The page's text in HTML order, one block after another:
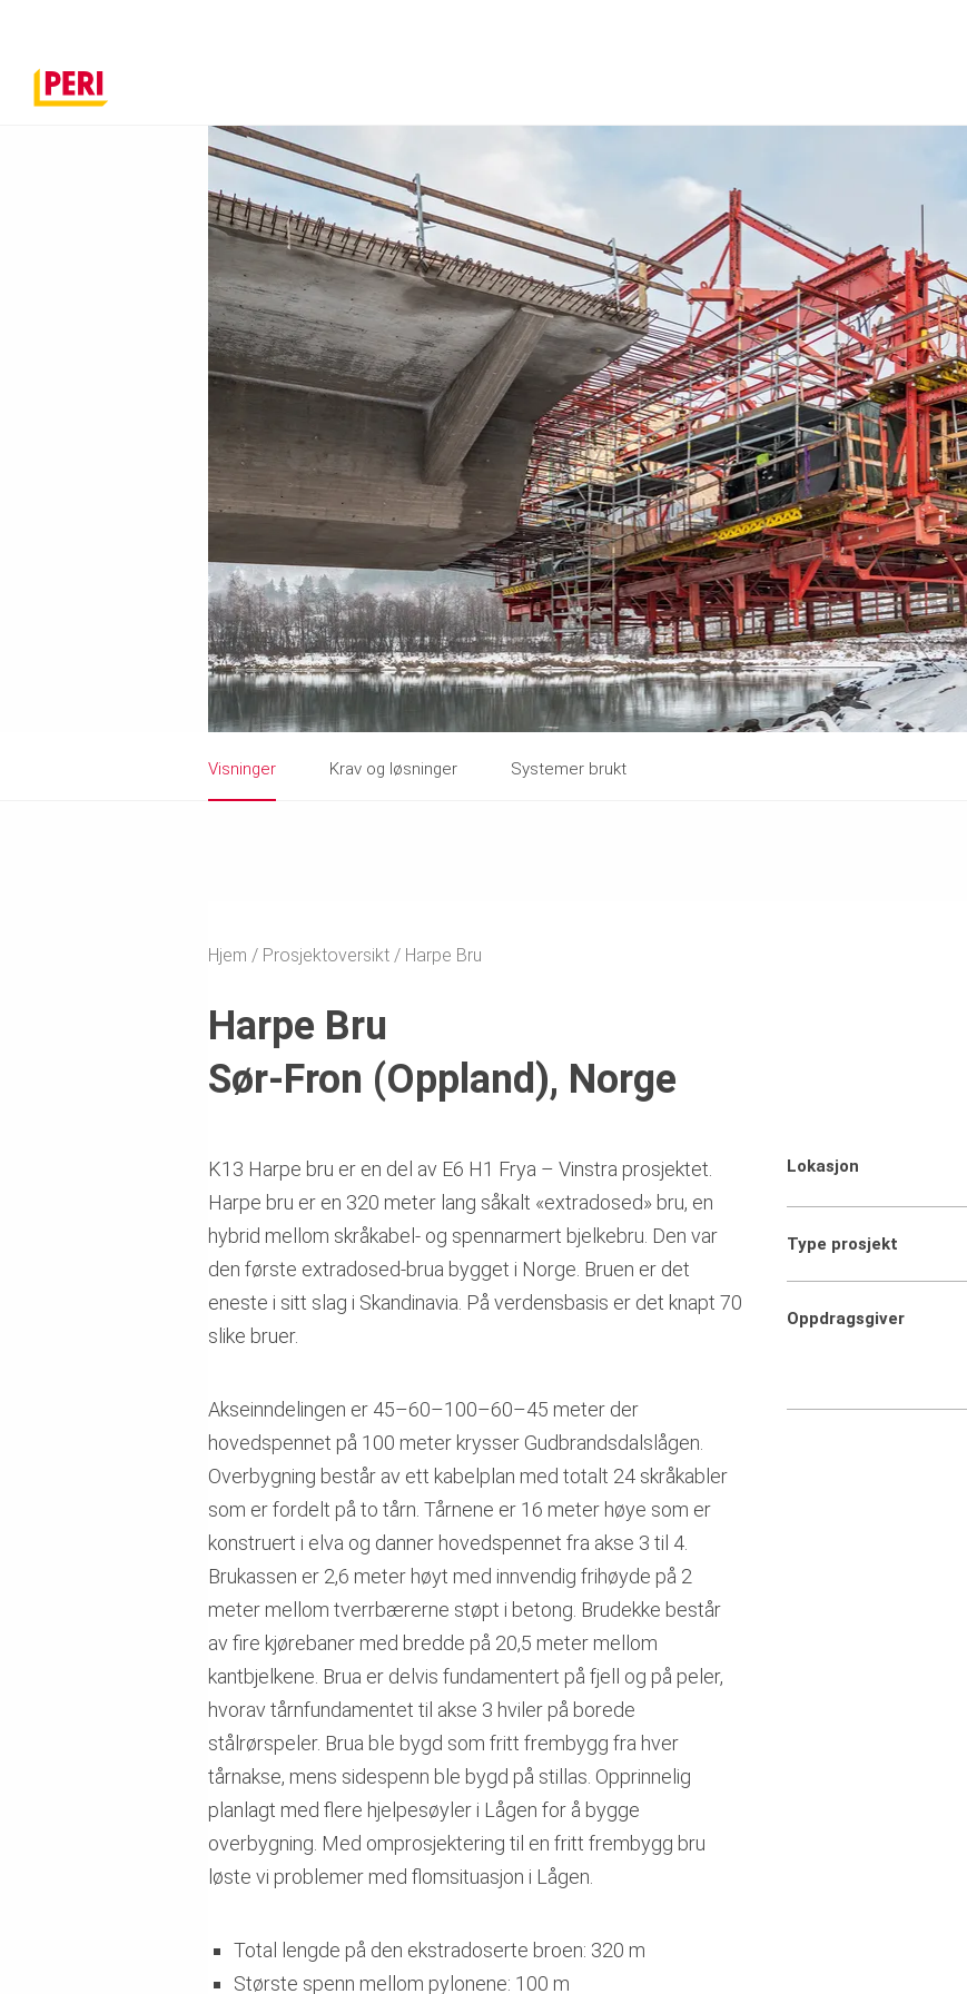
Visninger Krav og løsninger Systemer brukt
Hjem Prosjektoversikt Harpe Bru
Harpe Bru
Sør-Fron (Oppland), Norge
K13 Harpe bru er en del av E6 H1 Frya – Vinstra prosjektet.
Harpe bru er en 320 meter lang såkalt «extradosed» bru, en
hybrid mellom skråkabel- og spennarmert bjelkebru. Den var
den første extradosed-brua bygget i Norge. Bruen er det
eneste i sitt slag i Skandinavia. På verdensbasis er det knapt 70
slike bruer.
Akseinndelingen er 45–60–100–60–45 meter der
hovedspennet på 100 meter krysser Gudbrandsdalslågen.
Overbygning består av ett kabelplan med totalt 24 skråkabler
som er fordelt på to tårn. Tårnene er 16 meter høye som er
konstruert i elva og danner hovedspennet fra akse 3 til 4.
Brukassen er 2,6 meter høyt med innvendig frihøyde på 2
meter mellom tverrbærerne støpt i betong. Brudekke består
av fire kjørebaner med bredde på 20,5 meter mellom
kantbjelkene. Brua er delvis fundamentert på fjell og på peler,
hvorav tårnfundamentet til akse 3 hviler på borede
stålrørspeler. Brua ble bygd som fritt frembygg fra hver
tårnakse, mens sidespenn ble bygd på stillas. Opprinnelig
planlagt med flere hjelpesøyler i Lågen for å bygge
overbygning. Med omprosjektering til en fritt frembygg bru
løste vi problemer med flomsituasjon i Lågen.
Total lengde på den ekstradoserte broen: 320 m
Største spenn mellom pylonene: 100 m
Lokasjon
Type prosjekt
Oppdragsgiver